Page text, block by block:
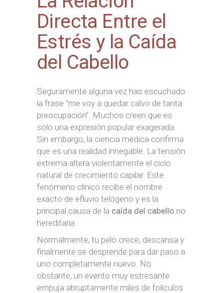
Directa Entre el
Estrés y la Caída
del Cabello
Seguramente alguna vez has escuchado
la frase “me voy a quedar calvo de tanta
preocupación”. Muchos creen que es
solo una expresión popular exagerada.
Sin embargo, la ciencia médica confirma
que es una realidad innegable. La tensión
extrema altera violentamente el ciclo
natural de crecimiento capilar. Este
fenómeno clínico recibe el nombre
exacto de efluvio telógeno y es la
principal causa de la caída del cabello no
hereditaria.
Normalmente, tu pelo crece, descansa y
finalmente se desprende para dar paso a
uno completamente nuevo. No
obstante, un evento muy estresante
empuja abruptamente miles de folículos